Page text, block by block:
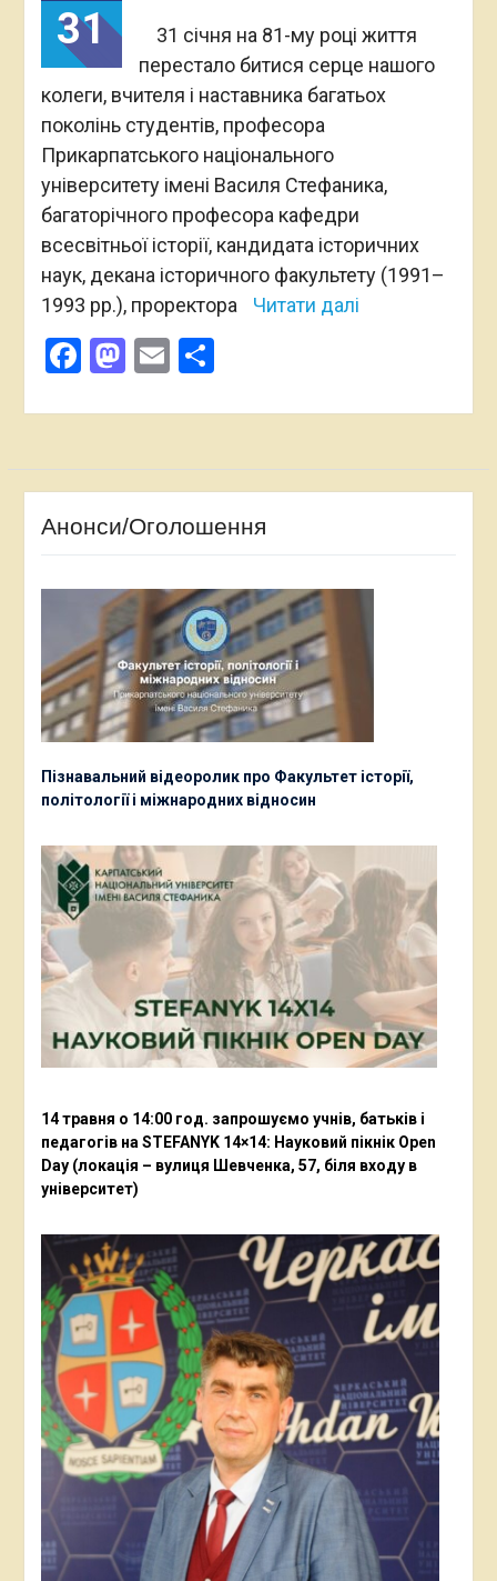
31
31 січня на 81-му році життя
перестало битися серце нашого
колеги, вчителя і наставника багатьох
поколінь студентів, професора
Прикарпатського національного
університету імені Василя Стефаника,
багаторічного професора кафедри
всесвітньої історії, кандидата історичних
наук, декана історичного факультету (1991–
1993 рр.), проректора
Читати далі
Facebook
Mastodon
EmailПоділитися
Анонси/Оголошення
Пізнавальний відеоролик про Факультет історії,
політології і міжнародних відносин
14 травня о 14:00 год. запрошуємо учнів, батьків і
педагогів на STEFANYK 14×14: Науковий пікнік Open
Day (локація – вулиця Шевченка, 57, біля входу в
університет)